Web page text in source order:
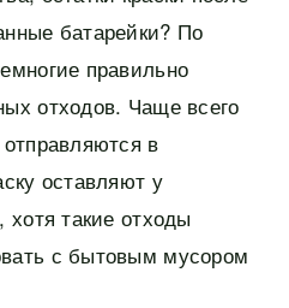
батарейки? По
правильно
отходов. Чаще всего
в
оставляют у
хотя такие отходы
с бытовым мусором